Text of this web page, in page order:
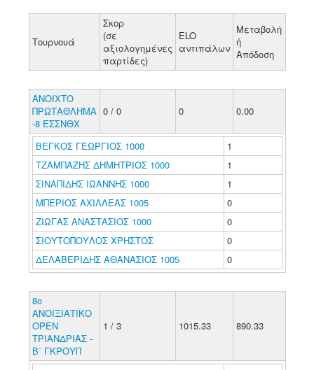
Τουρνουά
Σκορ
(σε
αξιολογημένες
παρτίδες)
ELO
αντιπάλων
Μεταβολή
ή
Απόδοση
ΑΝΟΙΧΤΟ
ΠΡΩΤΑΘΛΗΜΑ
-8 ΕΣΣΝΘΧ
0 / 0 0 0.00
ΒΕΓΚΟΣ ΓΕΩΡΓΙΟΣ 1000
1
ΤΖΑΜΠΑΖΗΣ ΔΗΜΗΤΡΙΟΣ 1000
1
ΣΙΝΑΠΙΔΗΣ ΙΩΑΝΝΗΣ 1000
1
ΜΠΕΡΙΟΣ ΑΧΙΛΛΕΑΣ 1005
0
ΖΙΩΓΑΣ ΑΝΑΣΤΑΣΙΟΣ 1000
0
ΣΙΟΥΤΟΠΟΥΛΟΣ ΧΡΗΣΤΟΣ
0
ΔΕΛΑΒΕΡΙΔΗΣ ΑΘΑΝΑΣΙΟΣ 1005
0
8ο
ΑΝΟΙΞΙΑΤΙΚΟ
ΟΡΕΝ
ΤΡΙΑΝΔΡΙΑΣ -
Β΄ ΓΚΡΟΥΠ
1 / 3 1015.33 890.33